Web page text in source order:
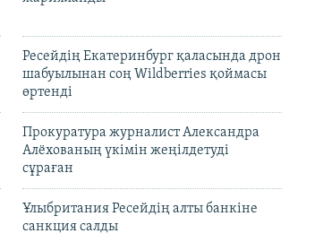
Ресейдің Екатеринбург қаласында дрон
шабуылынан соң Wildberries қоймасы
өртенді
Прокуратура журналист Александра
Алёхованың үкімін жеңілдетуді
сұраған
Ұлыбритания Ресейдің алты банкіне
санкция салды